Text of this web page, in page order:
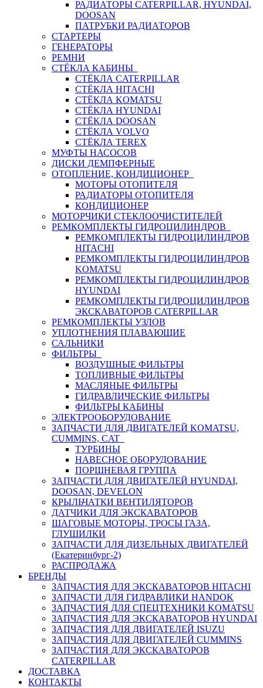
РАДИАТОРЫ CATERPILLAR, HYUNDAI,
DOOSAN
ПАТРУБКИ РАДИАТОРОВ
СТАРТЕРЫ
ГЕНЕРАТОРЫ
РЕМНИ
СТЁКЛА КАБИНЫ
СТЁКЛА CATERPILLAR
СТЁКЛА HITACHI
СТЁКЛА KOMATSU
СТЁКЛА HYUNDAI
СТЁКЛА DOOSAN
СТЁКЛА VOLVO
СТЁКЛА TEREX
МУФТЫ НАСОСОВ
ДИСКИ ДЕМПФЕРНЫЕ
ОТОПЛЕНИЕ, КОНДИЦИОНЕР
МОТОРЫ ОТОПИТЕЛЯ
РАДИАТОРЫ ОТОПИТЕЛЯ
КОНДИЦИОНЕР
МОТОРЧИКИ СТЕКЛООЧИСТИТЕЛЕЙ
РЕМКОМПЛЕКТЫ ГИДРОЦИЛИНДРОВ
РЕМКОМПЛЕКТЫ ГИДРОЦИЛИНДРОВ
HITACHI
РЕМКОМПЛЕКТЫ ГИДРОЦИЛИНДРОВ
KOMATSU
РЕМКОМПЛЕКТЫ ГИДРОЦИЛИНДРОВ
HYUNDAI
РЕМКОМПЛЕКТЫ ГИДРОЦИЛИНДРОВ
ЭКСКАВАТОРОВ CATERPILLAR
РЕМКОМПЛЕКТЫ УЗЛОВ
УПЛОТНЕНИЯ ПЛАВАЮЩИЕ
САЛЬНИКИ
ФИЛЬТРЫ
ВОЗДУШНЫЕ ФИЛЬТРЫ
ТОПЛИВНЫЕ ФИЛЬТРЫ
МАСЛЯНЫЕ ФИЛЬТРЫ
ГИДРАВЛИЧЕСКИЕ ФИЛЬТРЫ
ФИЛЬТРЫ КАБИНЫ
ЭЛЕКТРООБОРУДОВАНИЕ
ЗАПЧАСТИ ДЛЯ ДВИГАТЕЛЕЙ KOMATSU,
CUMMINS, CAT
ТУРБИНЫ
НАВЕСНОЕ ОБОРУДОВАНИЕ
ПОРШНЕВАЯ ГРУППА
ЗАПЧАСТИ ДЛЯ ДВИГАТЕЛЕЙ HYUNDAI,
DOOSAN, DEVELON
КРЫЛЬЧАТКИ ВЕНТИЛЯТОРОВ
ДАТЧИКИ ДЛЯ ЭКСКАВАТОРОВ
ШАГОВЫЕ МОТОРЫ, ТРОСЫ ГАЗА,
ГЛУШИЛКИ
ЗАПЧАСТИ ДЛЯ ДИЗЕЛЬНЫХ ДВИГАТЕЛЕЙ
(Екатеринбург-2)
РАСПРОДАЖА
БРЕНДЫ
ЗАПЧАСТИЯ ДЛЯ ЭКСКАВАТОРОВ HITACHI
ЗАПЧАСТИ ДЛЯ ГИДРАВЛИКИ HANDOK
ЗАПЧАСТИЯ ДЛЯ СПЕЦТЕХНИКИ KOMATSU
ЗАПЧАСТИЯ ДЛЯ ЭКСКАВАТОРОВ HYUNDAI
ЗАПЧАСТИЯ ДЛЯ ДВИГАТЕЛЕЙ ISUZU
ЗАПЧАСТИЯ ДЛЯ ДВИГАТЕЛЕЙ CUMMINS
ЗАПЧАСТИЯ ДЛЯ ЭКСКАВАТОРОВ
CATERPILLAR
ДОСТАВКА
КОНТАКТЫ